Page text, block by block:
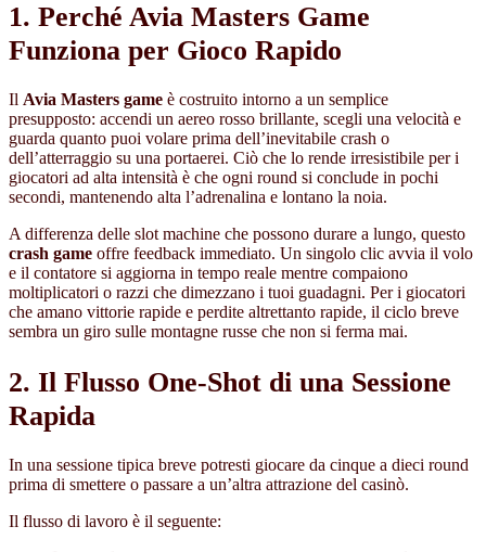
1. Perché Avia Masters Game
Funziona per Gioco Rapido
Il Avia Masters game è costruito intorno a un semplice
presupposto: accendi un aereo rosso brillante, scegli una velocità e
guarda quanto puoi volare prima dell’inevitabile crash o
dell’atterraggio su una portaerei. Ciò che lo rende irresistibile per i
giocatori ad alta intensità è che ogni round si conclude in pochi
secondi, mantenendo alta l’adrenalina e lontano la noia.
A differenza delle slot machine che possono durare a lungo, questo
crash game offre feedback immediato. Un singolo clic avvia il volo
e il contatore si aggiorna in tempo reale mentre compaiono
moltiplicatori o razzi che dimezzano i tuoi guadagni. Per i giocatori
che amano vittorie rapide e perdite altrettanto rapide, il ciclo breve
sembra un giro sulle montagne russe che non si ferma mai.
2. Il Flusso One-Shot di una Sessione
Rapida
In una sessione tipica breve potresti giocare da cinque a dieci round
prima di smettere o passare a un’altra attrazione del casinò.
Il flusso di lavoro è il seguente: